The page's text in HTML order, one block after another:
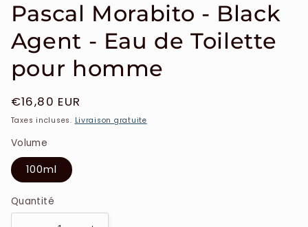
Pascal Morabito - Black
Agent - Eau de Toilette
pour homme
Prix
habituel
€16,80 EUR
Taxes incluses. Livraison gratuite
Volume
100ml
Quantité